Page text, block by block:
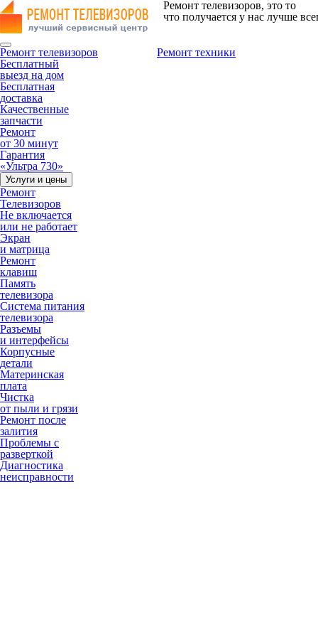
Ремонт телевизоров, это то
что получается у нас лучше
Ремонт телевизоров
Ремонт техники
Бесплатный
выезд на дом
Бесплатная
доставка
Качественные
запчасти
Ремонт
от 30 минут
Гарантия
«Ультра 730»
Услуги и цены
Ремонт
Телевизоров
Не включается
или не работает
Экран
и матрица
Ремонт
клавиш
Память
телевизора
Система питания
телевизора
Разъемы
и интерфейсы
Корпусные
детали
Материнская
плата
Чистка
от пыли и грязи
Ремонт после
залития
Проблемы с
разверткой
Диагностика
неисправности